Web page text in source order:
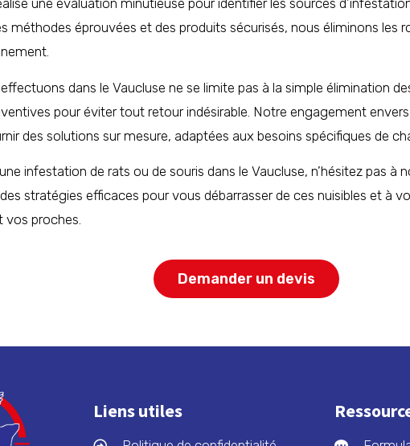
une évaluation minutieuse pour identifier les sources
méthodes éprouvées et des produits sécurisés, nous éliminons les
dans le Vaucluse ne se limite pas à la simple élimination
pour éviter tout retour indésirable. Notre engagement
des solutions sur mesure, adaptées aux besoins spécifiques de
infestation de rats ou de souris dans le Vaucluse, n’hésitez pas à
stratégies efficaces pour vous débarrasser de ces nuisibles et à
vos proches.
Demander un devis
Liens utiles